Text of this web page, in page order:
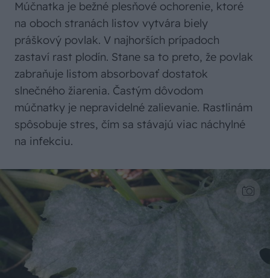
Múčnatka je bežné plesňové ochorenie, ktoré
na oboch stranách listov vytvára biely
práškový povlak. V najhorších prípadoch
zastaví rast plodín. Stane sa to preto, že povlak
zabraňuje listom absorbovať dostatok
slnečného žiarenia. Častým dôvodom
múčnatky je nepravidelné zalievanie. Rastlinám
spôsobuje stres, čím sa stávajú viac náchylné
na infekciu.